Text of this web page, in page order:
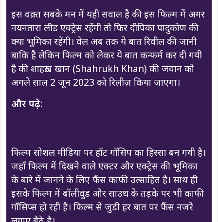
इस वक़्त सबके मन में यही सवाल है की इस फिल्म में अगर
नयनतारा लीड एक्ट्रेस रहेंगी तो फिर दीपिका पादुकोण की
क्या भूमिका रहेंगी। वेल अब तक ये बात रिवील की जानी
बाकि है लेकिन फिल्म को लेकर ये बात कन्फर्म कर दी गयी
है की शाहरुख़ खान (Shahrukh Khan) की जवान को
अगले साल 2 जून 2023 को रिलीज़ किया जाएगा।
और पढ़े:
फिल्म सोशल मीडिया पर हॉट गॉसिप का हिस्सा बन गयी है।
जहाँ फिल्म में दिखने वाले एक्टर और एक्ट्रेस की भूमिका
के बारे में जानने के लिए फैंस काफी उत्साहित है। साथ ही
इसके फिल्म में बॉलीवुड और साउथ के तड़के पर भी काफी
गॉसिप्स हो रही है। फिल्म से जुडी हर बात पर फैंस नजरे